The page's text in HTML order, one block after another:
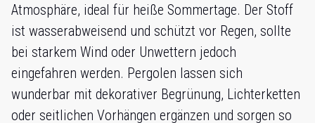
Atmosphäre, ideal für heiße Sommertage. Der Stoff
ist wasserabweisend und schützt vor Regen, sollte
bei starkem Wind oder Unwettern jedoch
eingefahren werden. Pergolen lassen sich
wunderbar mit dekorativer Begrünung, Lichterketten
oder seitlichen Vorhängen ergänzen und sorgen so